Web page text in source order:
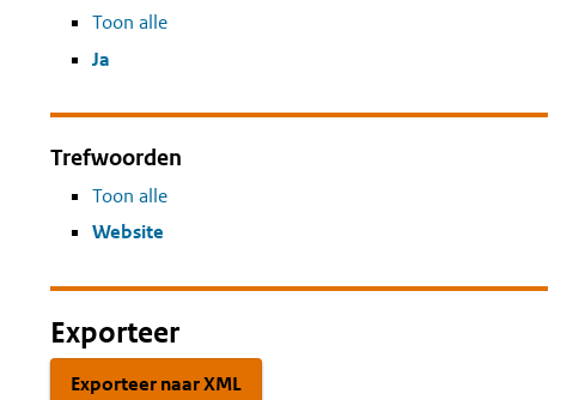
Toon alle
Ja
Trefwoorden
Toon alle
Website
Exporteer
Exporteer naar XML